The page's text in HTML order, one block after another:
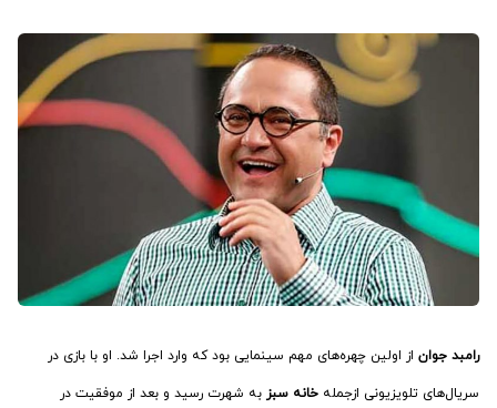
رامبد جوان از اولین چهره‌های مهم سینمایی بود که وارد اجرا شد. او با بازی در
سریال‌های تلویزیونی ازجمله خانه سبز به شهرت رسید و بعد از موفقیت در